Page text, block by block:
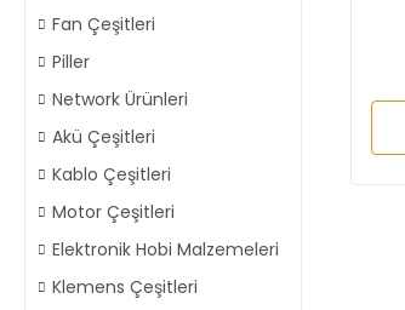
Fan Çeşitleri
Piller
Network Ürünleri
Akü Çeşitleri
Kablo Çeşitleri
Motor Çeşitleri
Elektronik Hobi Malzemeleri
Klemens Çeşitleri